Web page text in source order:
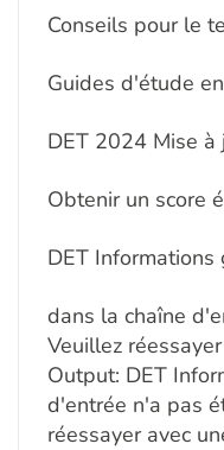
Conseils pour le
Guides d'étude
DET 2024 Mise à
Obtenir un score
DET Informations
dans la chaîne
Veuillez
Output: DET
d'entrée n'a pas
réessayer avec